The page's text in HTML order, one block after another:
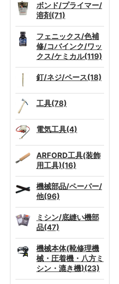
ボンド/プライマー/
溶剤(71)
フェニックス/色補
修/コバインク/ワッ
クス/ケミカル(119)
釘/ネジ/ペース(18)
工具(78)
電気工具(4)
ARFORD工具(装飾
用工具)(16)
機械部品/ペーパー/
他(96)
ミシン/底縫い機部
品(47)
機械本体(靴修理機
械・圧着機・八方ミ
シン・漉き機)(23)